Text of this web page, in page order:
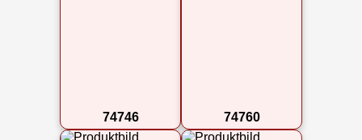
74746 74760